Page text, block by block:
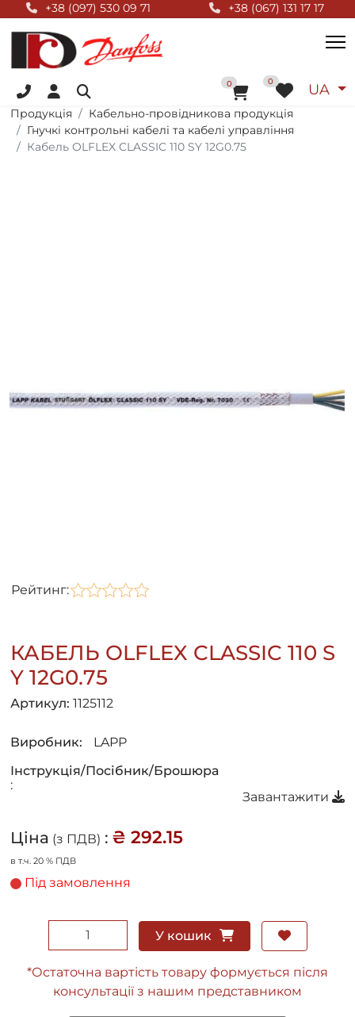
Null Top+38 (097) 530 09 71
+38 (067) 131 17 17
UA
0До кошика
0
Продукція
Кабельно-провідникова продукція
Гнучкі контрольні кабелі та кабелі управління
Кабель OLFLEX CLASSIC 110 SY 12G0.75
Рейтинг:
КАБЕЛЬ OLFLEX CLASSIC 110 S
Y 12G0.75
Артикул:1125112
Виробник:
LAPP
Інструкція/Посібник/Брошюра
:
Завантажити
Ціна (з ПДВ) : ₴ 292.15
в т.ч. 20 % ПДВ
Під замовлення
У кошик
*Остаточна вартість товару формується після
консультації з нашим представником